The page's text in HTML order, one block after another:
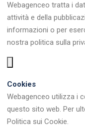
Webagenceo tratta i
attività e della
informazioni o per
nostra politica sulla
Cookies
Webagenceo utilizza i
questo sito web. Per
Politica sui Cookie.